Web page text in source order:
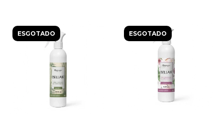
ESGOTADO ESGOTADO